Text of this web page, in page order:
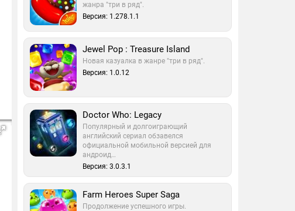
жанра "три в ряд".
Версия: 1.278.1.1
Jewel Pop : Treasure Island
Новая казуалка в жанре "три в ряд".
Версия: 1.0.12
Doctor Who: Legacy
Популярный и долгоиграющий
английский сериал обзавелся
официальной мобильной версией для
андроид…
Версия: 3.0.3.1
Farm Heroes Super Saga
Продолжение успешного игры.